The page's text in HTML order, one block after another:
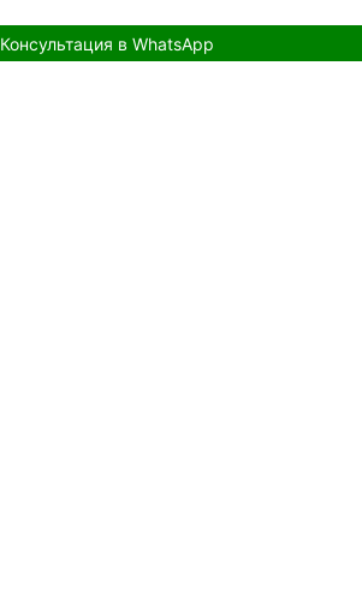
Консультация в WhatsApp